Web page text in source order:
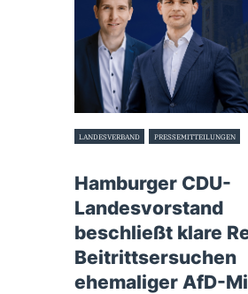
LANDESVERBAND PRESSEMITTEILUNGEN
Hamburger CDU-
Landesvorstand
beschließt klare
Beitrittsersuchen
ehemaliger AfD-